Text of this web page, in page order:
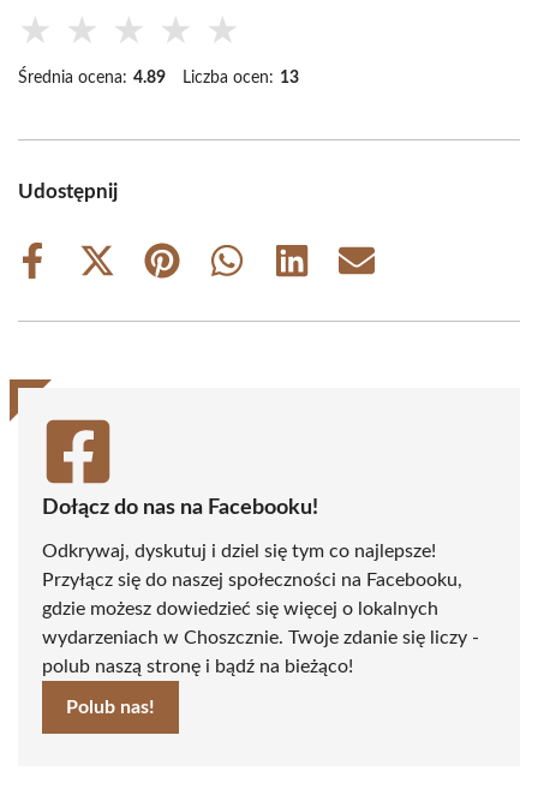
★ ★ ★ ★ ★
Średnia ocena: 4.89 Liczba ocen: 13
Udostępnij
Share
Share
(Twitter)
Share
Share
Share
Share
Dołącz do nas na Facebooku!
Odkrywaj, dyskutuj i dziel się tym co najlepsze!
Przyłącz się do naszej społeczności na Facebooku,
gdzie możesz dowiedzieć się więcej o lokalnych
wydarzeniach w Choszcznie. Twoje zdanie się liczy -
polub naszą stronę i bądź na bieżąco!
Polub nas!